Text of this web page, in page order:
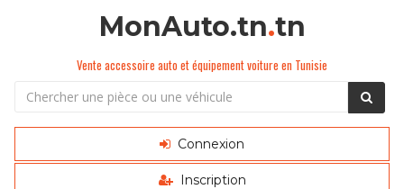
MonAuto.tn.tn
Vente accessoire auto et équipement voiture en Tunisie
Connexion
Inscription